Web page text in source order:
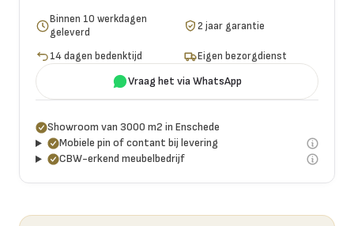
Binnen 10 werkdagen
geleverd
2 jaar garantie
14 dagen bedenktijd Eigen bezorgdienst
Vraag het via WhatsApp
Showroom van 3000 m2 in Enschede
Mobiele pin of contant bij levering
CBW-erkend meubelbedrijf